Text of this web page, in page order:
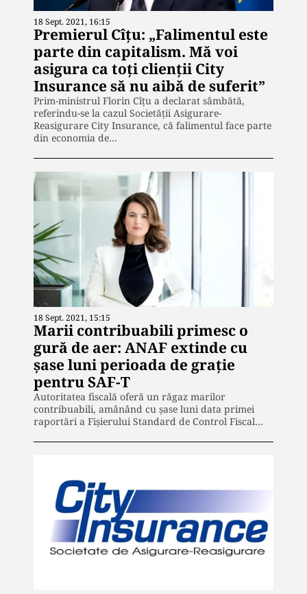
18 Sept. 2021, 16:15
Premierul Cîţu: „Falimentul este
parte din capitalism. Mă voi
asigura ca toţi clienţii City
Insurance să nu aibă de suferit”
Prim-ministrul Florin Cîţu a declarat sâmbătă,
referindu-se la cazul Societăţii Asigurare-
Reasigurare City Insurance, că falimentul face parte
din economia de…
18 Sept. 2021, 15:15
Marii contribuabili primesc o
gură de aer: ANAF extinde cu
șase luni perioada de grație
pentru SAF-T
Autoritatea fiscală oferă un răgaz marilor
contribuabili, amânând cu șase luni data primei
raportări a Fișierului Standard de Control Fiscal…